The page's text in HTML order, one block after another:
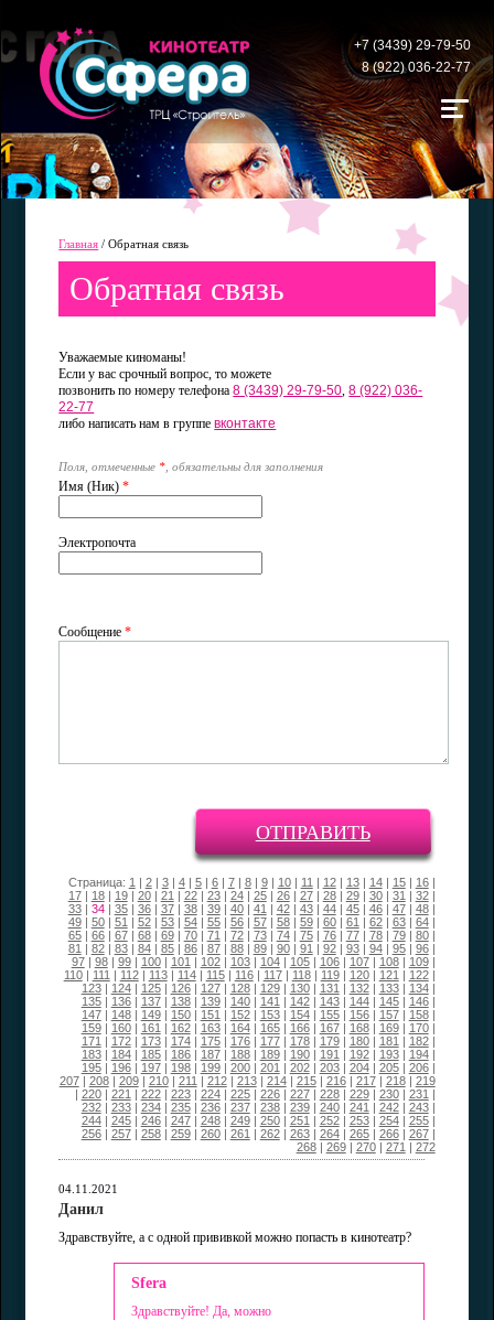
+7 (3439) 29-79-50
8 (922) 036-22-77
Главная /Обратная связь
Обратная связь
Уважаемые киноманы!
Если у вас срочный вопрос, то можете
позвонить по номеру телефона8 (3439) 29-79-50,8 (922) 036-
22-77
либо написать нам в группевконтакте
Поля, отмеченные * , обязательны для заполнения
Имя (Ник)*
Электропочта
Сообщение*
ОТПРАВИТЬ
Страница: 1 | 2| 3| 4| 5| 6| 7| 8| 9| 10| 11 | 12| 13| 14| 15| 16|
17| 18| 19| 20| 21 | 22| 23| 24| 25| 26| 27| 28| 29| 30| 31 | 32|
33| 34| 35| 36| 37| 38| 39| 40| 41 | 42| 43| 44| 45| 46| 47| 48|
49| 50| 51 | 52| 53| 54| 55| 56| 57| 58| 59| 60| 61 | 62| 63| 64|
65| 66| 67| 68| 69| 70| 71 | 72| 73| 74| 75| 76| 77| 78| 79| 80|
81 | 82| 83| 84| 85| 86| 87| 88| 89| 90| 91 | 92| 93| 94| 95| 96|
97| 98| 99| 100| 101 | 102| 103| 104| 105| 106| 107| 108| 109|
110| 111 | 112| 113| 114| 115| 116| 117| 118| 119| 120| 121 | 122|
123| 124| 125| 126| 127| 128| 129| 130| 131 | 132| 133| 134|
135| 136| 137| 138| 139| 140| 141 | 142| 143| 144| 145| 146|
147| 148| 149| 150| 151 | 152| 153| 154| 155| 156| 157| 158|
159| 160| 161 | 162| 163| 164| 165| 166| 167| 168| 169| 170|
171 | 172| 173| 174| 175| 176| 177| 178| 179| 180| 181 | 182|
183| 184| 185| 186| 187| 188| 189| 190| 191 | 192| 193| 194|
195| 196| 197| 198| 199| 200| 201 | 202| 203| 204| 205| 206|
207| 208| 209| 210| 211 | 212| 213| 214| 215| 216| 217| 218| 219
| 220| 221 | 222| 223| 224| 225| 226| 227| 228| 229| 230| 231 |
232| 233| 234| 235| 236| 237| 238| 239| 240| 241 | 242| 243|
244| 245| 246| 247| 248| 249| 250| 251 | 252| 253| 254| 255|
256| 257| 258| 259| 260| 261 | 262| 263| 264| 265| 266| 267|
268| 269| 270| 271 | 272
04.11.2021
Данил
Здравствуйте, а с одной прививкой можно попасть в кинотеатр?
Sfera
Здравствуйте! Да, можно